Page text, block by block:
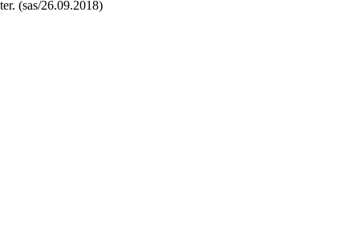
(sas/26.09.2018)